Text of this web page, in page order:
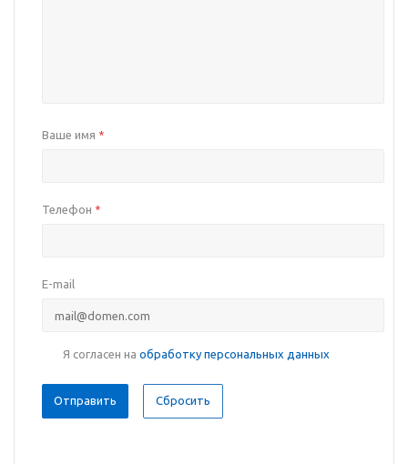
Ваше имя *
Телефон *
E-mail
Я согласен на обработку персональных данных
Сбросить